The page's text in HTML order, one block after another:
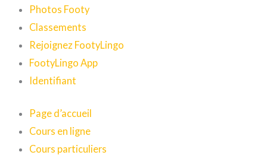
Photos Footy
Classements
Rejoignez FootyLingo
FootyLingo App
Identifiant
Page d’accueil
Cours en ligne
Cours particuliers